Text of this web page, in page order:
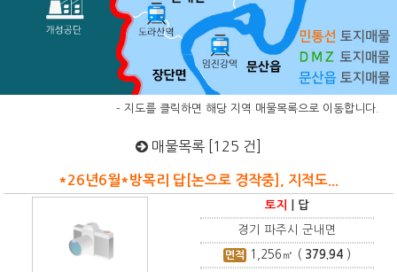
- 지도를 클릭하면 해당 지역 매물목록으로 이동합니다.
매물목록 [125 건]
*26년6월*방목리 답[논으로 경작중], 지적도...
토지 답
경기 파주시 군내면
면적 1,256 ㎡ ( 379.94 )